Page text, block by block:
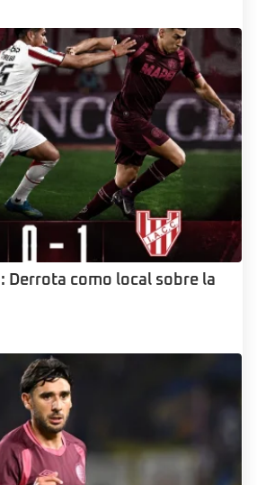
Derrota como local sobre la